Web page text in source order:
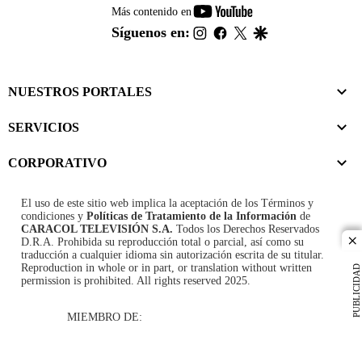
PUBLICIDAD
Más contenido en
youtube-
footer
Síguenos en: instagram
facebook
twitter
NUESTROS PORTALES
SERVICIOS
CORPORATIVO
El uso de este sitio web implica la aceptación de los Términos y
condiciones y Políticas de Tratamiento de la Información de
CARACOL TELEVISIÓN S.A. Todos los Derechos Reservados
D.R.A. Prohibida su reproducción total o parcial, así como su
traducción a cualquier idioma sin autorización escrita de su titular.
Reproduction in whole or in part, or translation without written
permission is prohibited. All rights reserved 2025.
MIEMBRO DE: